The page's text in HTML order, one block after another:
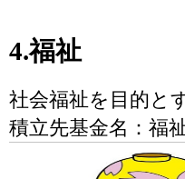
4.福祉
社会福祉を目的と
積立先基金名：福